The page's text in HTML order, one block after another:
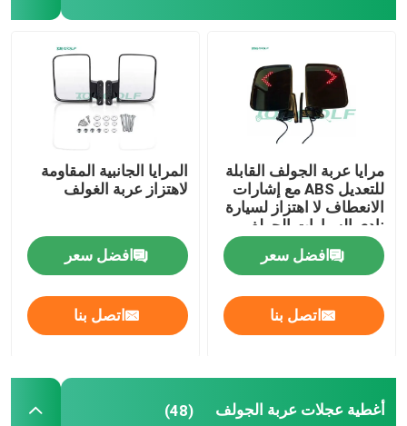
اطارات شارع عربة الجولف
مقعد عربة الجولف فليب
حاويات عربة الجولف
الزجاج الأمامي لعربة الجولف
قطع غيار Club Car OEM
مرايا عربة الجولف القابلة
للتعديل ABS مع إشارات
الانعطاف لا اهتزاز لسيارة
نادي السيارات الجولف
افضل سعر
اتصل بنا
المرايا الجانبية المقاومة
لاهتزاز عربة الغولف
افضل سعر
اتصل بنا
أغطية عجلات عربة الجولف (48)